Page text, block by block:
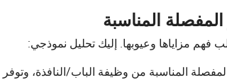
المناسبة
فهم مزاياها وعيوبها. إليك تحليل نموذجي:
المناسبة من وظيفة الباب/النافذة،